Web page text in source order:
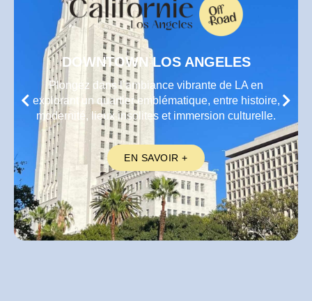
DOWNTOWN LOS ANGELES
Plongez dans l’ambiance vibrante de LA en
explorant un quartier emblématique, entre histoire,
modernité, lieux insolites et immersion culturelle.
EN SAVOIR +